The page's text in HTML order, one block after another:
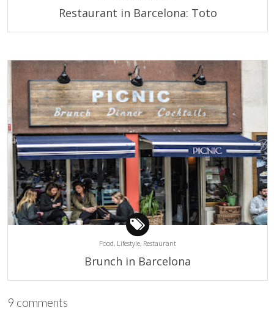
Restaurant in Barcelona: Toto
Food, Lifestyle, Restaurant
Brunch in Barcelona
9 comments